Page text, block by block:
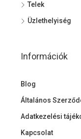
Telek
Üzlethelyiség
Információk
Blog
Általános
Adatkezelési
Kapcsolat